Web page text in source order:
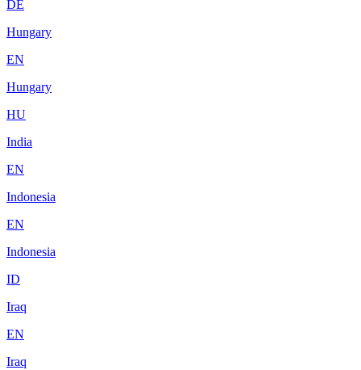
DE
Hungary
EN
Hungary
HU
India
EN
Indonesia
EN
Indonesia
ID
Iraq
EN
Iraq